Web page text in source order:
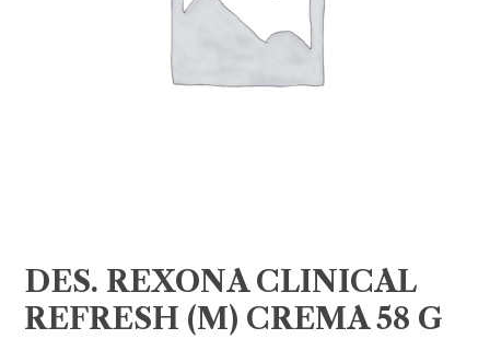
DES. REXONA CLINICAL
REFRESH (M) CREMA 58 G